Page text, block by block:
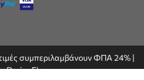
συμπεριλαμβάνουν ΦΠΑ 24% |
DesignFlow